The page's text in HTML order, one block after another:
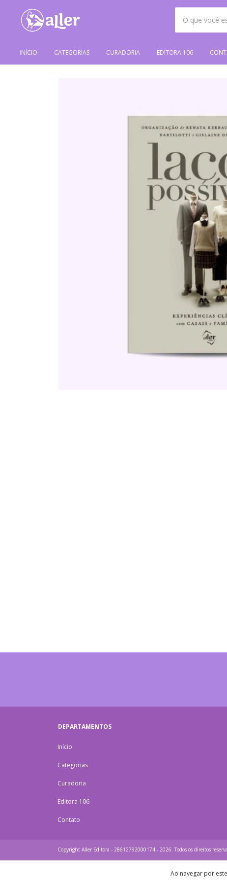
INÍCIO CATEGORIAS CURADORIA EDITORA 106
Ao navegar por
DEPARTAMENTOS
Início
Categorias
Curadoria
Editora 106
Contato
Copyright Aller Editora - 28612792000174 - 2026. Todos os direitos